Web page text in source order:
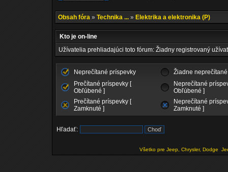
Obsah fóra » Technika ... » Elektrika a elektronika (P)
Kto je on-line
Užívatelia prehliadajúci toto fórum: Žiadny registrovaný
Neprečítané príspevky
Žiadne
Prečítané príspevky [
Obľúbené ]
Neprečítané
Obľúbené ]
Prečítané príspevky [
Zamknuté ]
Neprečítané
Zamknuté ]
Hľadať:
Všetko pre Jeep, Chrysler, Dodge